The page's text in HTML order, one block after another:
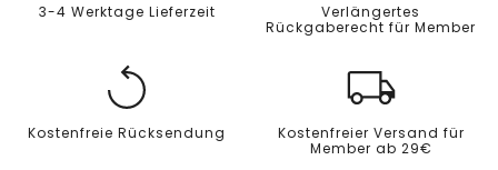
3-4 Werktage Lieferzeit
Verlängertes
Rückgaberecht für Member
Kostenfreie Rücksendung
Kostenfreier Versand für
Member ab 29€